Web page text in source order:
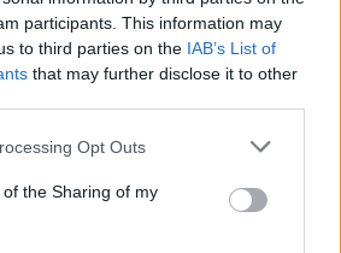
participants. This information may
to third parties on the IAB’s List of
that may further disclose it to other
app uses one or more Google
or usage behaviour. You may click to
to Google and its third-party tags to
specified purposes in below Google
Opt Outs
the Sharing of my
4-2